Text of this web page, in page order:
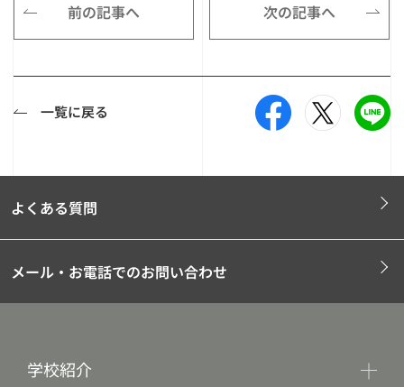
前の記事へ 次の記事へ
一覧に戻る
よくある質問
メール・お電話でのお問い合わせ
学校紹介